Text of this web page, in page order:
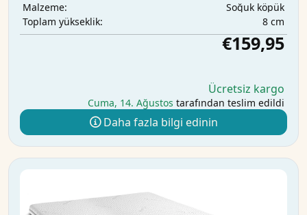
Malzeme:
Soğuk köpük
Toplam yükseklik:
8 cm
€159,95
Ücretsiz kargo
Cuma, 14. Ağustos tarafından teslim edildi
Daha fazla bilgi edinin